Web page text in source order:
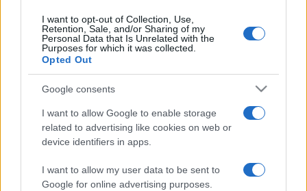
I want to opt-out of Collection, Use,
Retention, Sale, and/or Sharing of my
Personal Data that Is Unrelated with the
Purposes for which it was collected.
Opted Out
Google consents
I want to allow Google to enable storage
related to advertising like cookies on web or
device identifiers in apps.
I want to allow my user data to be sent to
Google for online advertising purposes.
18 perc.
Keanu Reeves bemutatkozik a Broadway
színpadán
A színész most először szerepel a Broadway-en. Társa a
produkciót 2025 őszén mutatják be New Yorkban.